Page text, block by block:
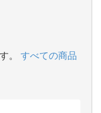
。
すべての商品